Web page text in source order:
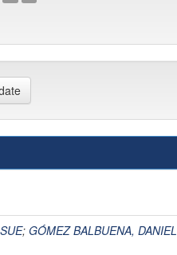
; GÓMEZ BALBUENA, DANIEL